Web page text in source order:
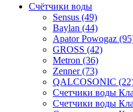
Счётчики воды
Sensus (49)
Baylan (44)
Apator Powogaz
GROSS (42)
Metron (36)
Zenner (73)
QALCOSONIC
Счетчики воды
Счетчики воды